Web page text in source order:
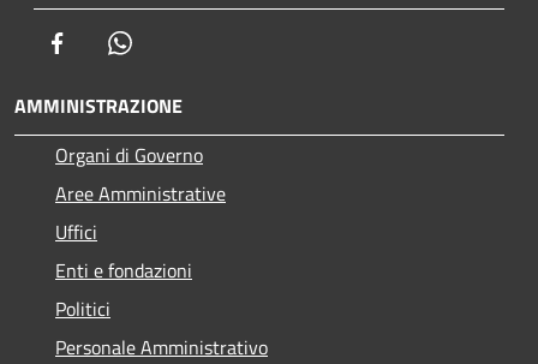
Facebook
AMMINISTRAZIONE
Organi di Governo
Aree Amministrative
Uffici
Enti e fondazioni
Politici
Personale Amministrativo